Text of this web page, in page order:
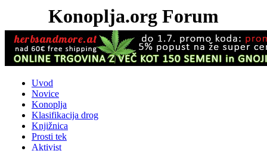
Konoplja.org Forum
Uvod
Novice
Konoplja
Klasifikacija drog
Knjižnica
Prosti tek
Aktivist